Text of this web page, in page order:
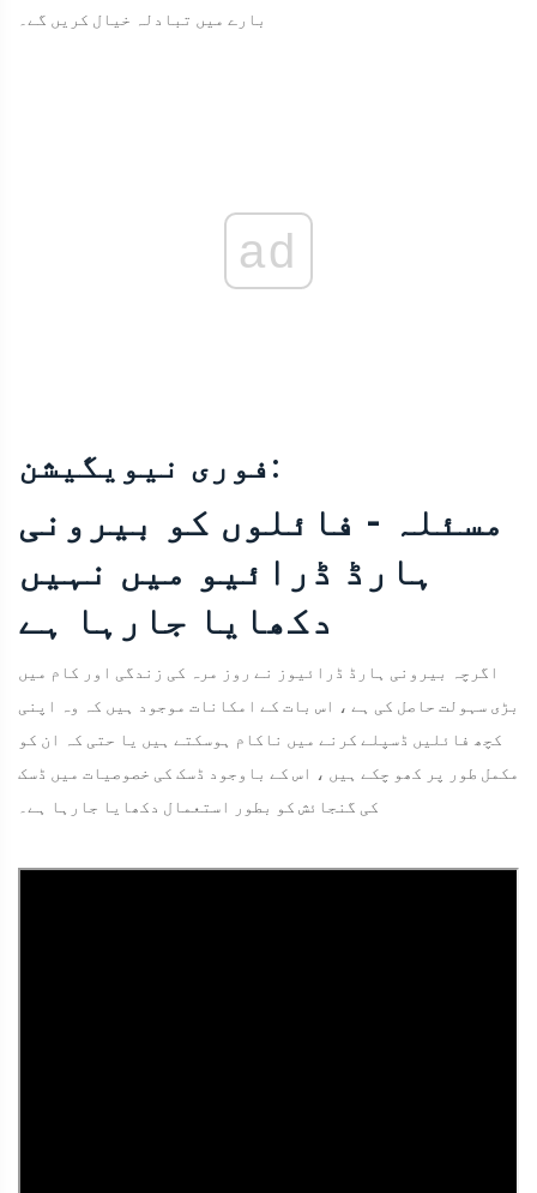
بارے میں تبادلہ خیال کریں گے۔
ad
فوری نیویگیشن:
مسئلہ - فائلوں کو بیرونی
ہارڈ ڈرائیو میں نہیں
دکھایا جارہا ہے
اگرچہ بیرونی ہارڈ ڈرائیوز نے روز مرہ کی زندگی اور کام میں
بڑی سہولت حاصل کی ہے ، اس بات کے امکانات موجود ہیں کہ وہ اپنی
کچھ فائلیں ڈسپلے کرنے میں ناکام ہوسکتے ہیں یا حتی کہ ان کو
مکمل طور پر کھو چکے ہیں ، اس کے باوجود ڈسک کی خصوصیات میں ڈسک
کی گنجائش کو بطور استعمال دکھایا جارہا ہے۔